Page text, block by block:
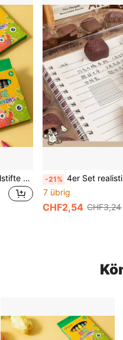
1/8/12er Packung Wachsmalstifte mit Monster-Muster, fleckenfrei, für Kinder und Kindergartenbedarf, zum Malen, Buntstifte, Farbstifte, Schulanfangszubehör, Weihnachtsbedarf, zur Förderung der Intelligenz -21% 4er Set realistische Schokoladen-Radiergummis, kreative lustige Karamell-Schokoladen-Radiergummis, Lebensmittel-Simulation, originelle lustige
7 übrig
CHF2,54 CHF3,24